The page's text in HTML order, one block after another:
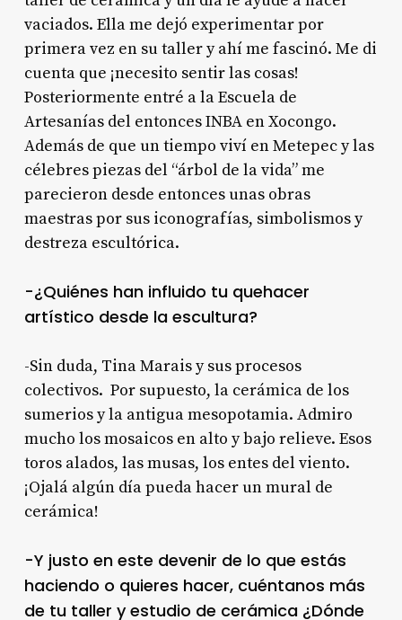
vaciados. Ella me dejó experimentar por
primera vez en su taller y ahí me fascinó. Me di
cuenta que ¡necesito sentir las cosas!
Posteriormente entré a la Escuela de
Artesanías del entonces INBA en Xocongo.
Además de que un tiempo viví en Metepec y las
célebres piezas del “árbol de la vida” me
parecieron desde entonces unas obras
maestras por sus iconografías, simbolismos y
destreza escultórica.
-¿Quiénes han influido tu quehacer
artístico desde la escultura?
-Sin duda, Tina Marais y sus procesos
colectivos. Por supuesto, la cerámica de los
sumerios y la antigua mesopotamia. Admiro
mucho los mosaicos en alto y bajo relieve. Esos
toros alados, las musas, los entes del viento.
¡Ojalá algún día pueda hacer un mural de
cerámica!
-Y justo en este devenir de lo que estás
haciendo o quieres hacer, cuéntanos más
de tu taller y estudio de cerámica ¿Dónde